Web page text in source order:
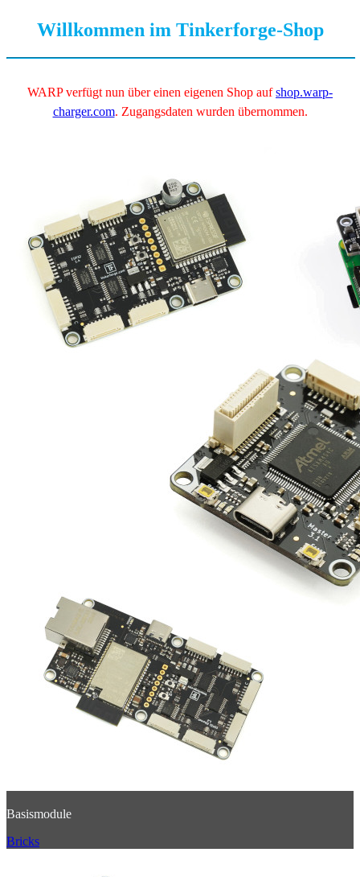
Willkommen im Tinkerforge-Shop
WARP verfügt nun über einen eigenen Shop aufshop.warp-
charger.com. Zugangsdaten wurden übernommen.
Basismodule
Bricks